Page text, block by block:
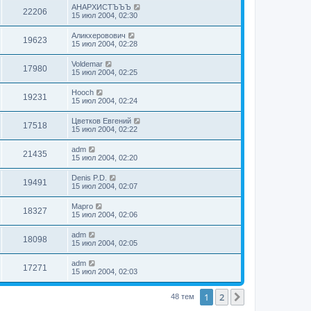
22206
АНАРХИСТЪЪЪ
15 июл 2004, 02:30
19623
Аликхеровович
15 июл 2004, 02:28
17980
Voldemar
15 июл 2004, 02:25
19231
Hooch
15 июл 2004, 02:24
17518
Цветков Евгений
15 июл 2004, 02:22
21435
adm
15 июл 2004, 02:20
19491
Denis P.D.
15 июл 2004, 02:07
18327
Марго
15 июл 2004, 02:06
18098
adm
15 июл 2004, 02:05
17271
adm
15 июл 2004, 02:03
48 тем 1 2